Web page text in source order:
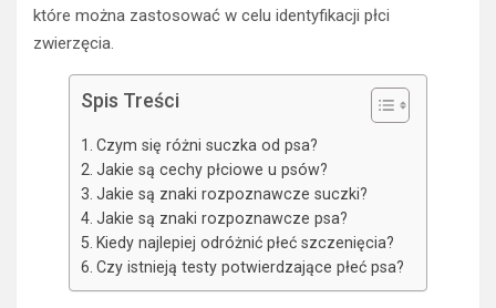
które można zastosować w celu identyfikacji płci
zwierzęcia.
Spis Treści
Czym się różni suczka od psa?
Jakie są cechy płciowe u psów?
Jakie są znaki rozpoznawcze suczki?
Jakie są znaki rozpoznawcze psa?
Kiedy najlepiej odróżnić płeć szczenięcia?
Czy istnieją testy potwierdzające płeć psa?